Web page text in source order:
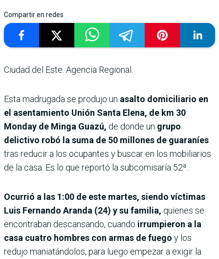
Compartir en redes
Ciudad del Este. Agencia Regional.
Esta madrugada se produjo un asalto domiciliario en
el asentamiento Unión Santa Elena, de km 30
Monday de Minga Guazú, de donde un grupo
delictivo robó la suma de 50 millones de guaraníes
tras reducir a los ocupantes y buscar en los mobiliarios
de la casa. Es lo que reportó la subcomisaría 52ª.
Ocurrió a las 1:00 de este martes, siendo víctimas
Luis Fernando Aranda (24) y su familia, quienes se
encontraban descansando, cuando irrumpieron a la
casa cuatro hombres con armas de fuego y los
redujo maniatándolos, para luego empezar a exigir la